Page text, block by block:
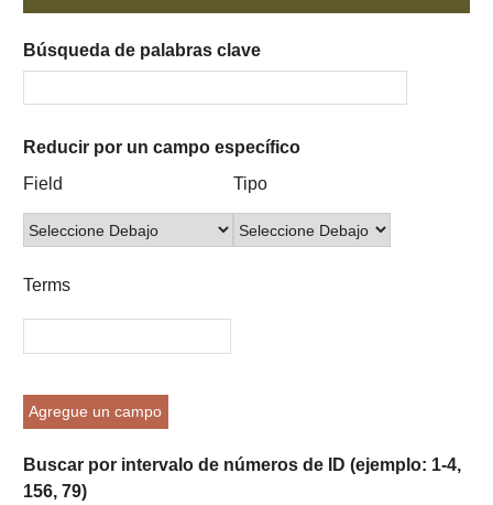
Búsqueda de palabras clave
of
rows
in
por
un
campo
Reducir por un campo específico
Campo
búsqueda
Tipo
búsqueda
Términos
búsqueda
Ensamblador
Búsqueda
Field Tipo
Terms
Agregue un campo
Buscar por intervalo de números de ID (ejemplo: 1-4,
156, 79)